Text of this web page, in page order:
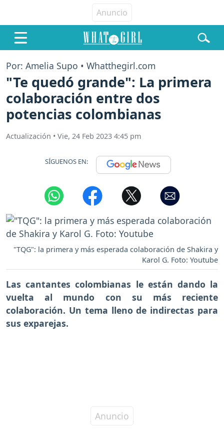
Por: Amelia Supo • Whatthegirl.com
"Te quedó grande": La primera
colaboración entre dos
potencias colombianas
Actualización • Vie, 24 Feb 2023 4:45 pm
SÍGUENOS EN:
"TQG": la primera y más esperada colaboración de Shakira y
Karol G. Foto: Youtube
Las cantantes colombianas le están dando la
vuelta al mundo con su más reciente
colaboración. Un tema lleno de indirectas para
sus exparejas.